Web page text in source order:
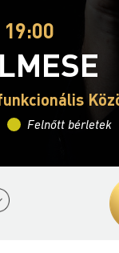
Felnőtt bérletek